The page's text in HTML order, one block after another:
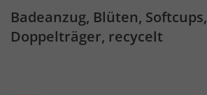
Badeanzug, Blüten, Softcups,
Doppelträger, recycelt